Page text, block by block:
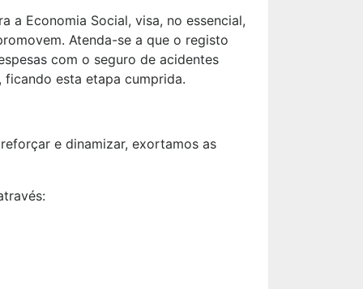
a Economia Social, visa, no essencial,
Atenda-se a que o registo
com o seguro de acidentes
ficando esta etapa cumprida.
e dinamizar, exortamos as